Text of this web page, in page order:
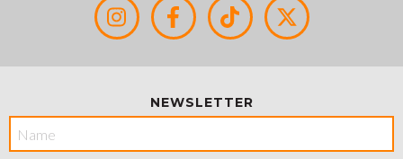
NEWSLETTER